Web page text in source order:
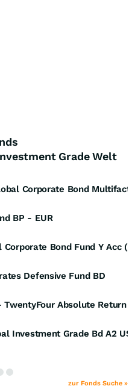
Grade Welt
Corporate Bond
BP - EUR
Bond Fund Y Acc
Defensive Fund BD
TwentyFour Absolute Return
Investment Grade Bd A2
zur Fonds Suche »